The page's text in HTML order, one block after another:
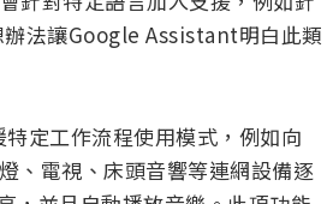
法讓Google Assistant明白此類
定工作流程使用模式，例如向
、電視、床頭音響等連網設備逐